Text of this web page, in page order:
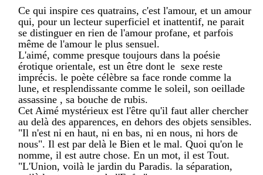
Ce qui inspire ces quatrains, c'est l'amour, et un amour
qui, pour un lecteur superficiel et inattentif, ne parait
se distinguer en rien de l'amour profane, et parfois
même de l'amour le plus sensuel.
L'aimé, comme presque toujours dans la poésie
érotique orientale, est un être dont le sexe reste
imprécis. le poète célèbre sa face ronde comme la
lune, et resplendissante comme le soleil, son oeillade
assassine , sa bouche de rubis.
Cet Aimé mystérieux est l'être qu'il faut aller chercher
au delà des apparences, en dehors des objets sensibles.
"Il n'est ni en haut, ni en bas, ni en nous, ni hors de
nous". Il est par delà le Bien et le mal. Quoi qu'on le
nomme, il est autre chose. En un mot, il est Tout.
"L'Union, voilà le jardin du Paradis. la séparation,